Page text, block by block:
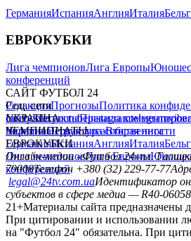
ГерманияИспанияАнглияИталия
ЕВРОКУБКИ
Лига чемпионовЛига Европы
конференций
САЙТ ФУТБОЛ 24
РедакцияПрогнозыПолитика
сайтуКонтактыПравила
политикаСтруктура собственности
Соц. сети
facebookxyoutubeinstagramtelegramviber
УКРАИНА
УкраинаПервая лигаВторая лига
ЧЕМПИОНАТЫ
ГерманияИспанияАнглияИталия
ЕВРОКУБКИ
Лига чемпионовЛига Европы
конференций
Онлайн-медиа «Футбол 24»пл.
79008Телефон +380 (32) 229-77-77
legal@24tv.com.uaИдентификатор
субъектов в сфере медиа — R40-06058
21+Материалы сайта предназначены
При цитировании и использовании
на "Футбол 24" обязательна. При